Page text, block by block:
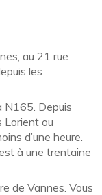
au 21 rue
les
N165. Depuis
Lorient ou
d’une heure.
à une trentaine
de Vannes. Vous